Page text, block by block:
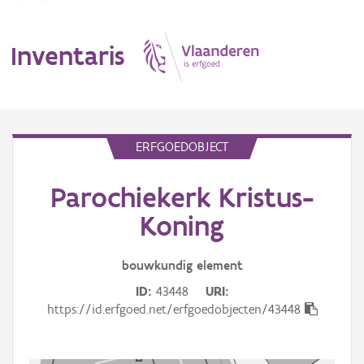
Inventaris
Erfgoedobject
ERFGOEDOBJECT
Parochiekerk Kristus-
Koning
bouwkundig element
ID 43448
URI
https://id.erfgoed.net/erfgoedobjecten/43448